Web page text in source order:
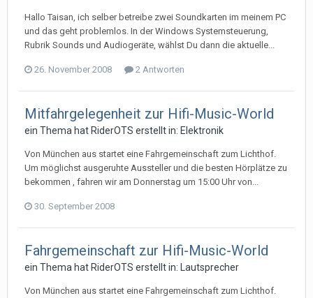
Hallo Taisan, ich selber betreibe zwei Soundkarten im meinem PC
und das geht problemlos. In der Windows Systemsteuerung,
Rubrik Sounds und Audiogeräte, wählst Du dann die aktuelle...
26. November 2008 2 Antworten
Mitfahrgelegenheit zur Hifi-Music-World
ein Thema hat RiderOTS erstellt in: Elektronik
Von München aus startet eine Fahrgemeinschaft zum Lichthof.
Um möglichst ausgeruhte Aussteller und die besten Hörplätze zu
bekommen , fahren wir am Donnerstag um 15:00 Uhr von...
30. September 2008
Fahrgemeinschaft zur Hifi-Music-World
ein Thema hat RiderOTS erstellt in: Lautsprecher
Von München aus startet eine Fahrgemeinschaft zum Lichthof.